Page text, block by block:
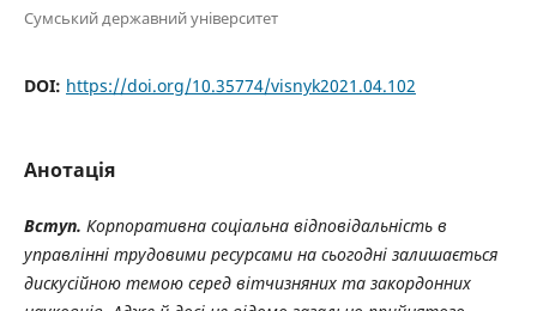
Сумський державний університет
DOI: https://doi.org/10.35774/visnyk2021.04.102
Анотація
Вступ. Корпоративна соціальна відповідальність в
управлінні трудовими ресурсами на сьогодні залишається
дискусійною темою серед вітчизняних та закордонних